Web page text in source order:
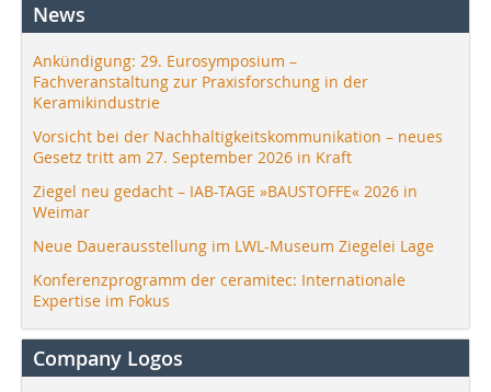
News
Ankündigung: 29. Eurosymposium –
Fachveranstaltung zur Praxisforschung in der
Keramikindustrie
Vorsicht bei der Nachhaltigkeitskommunikation – neues
Gesetz tritt am 27. September 2026 in Kraft
Ziegel neu gedacht – IAB-TAGE »BAUSTOFFE« 2026 in
Weimar
Neue Dauerausstellung im LWL-Museum Ziegelei Lage
Konferenzprogramm der ceramitec: Internationale
Expertise im Fokus
Company Logos